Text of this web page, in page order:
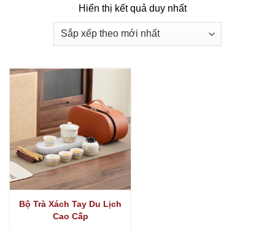
Hiển thị kết quả duy nhất
Bộ Trà Xách Tay Du Lịch
Cao Cấp